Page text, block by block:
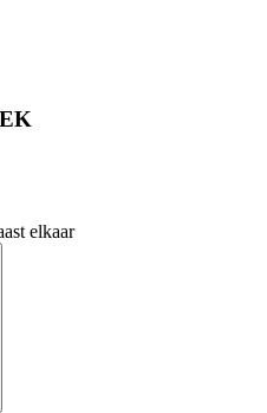
elkaar